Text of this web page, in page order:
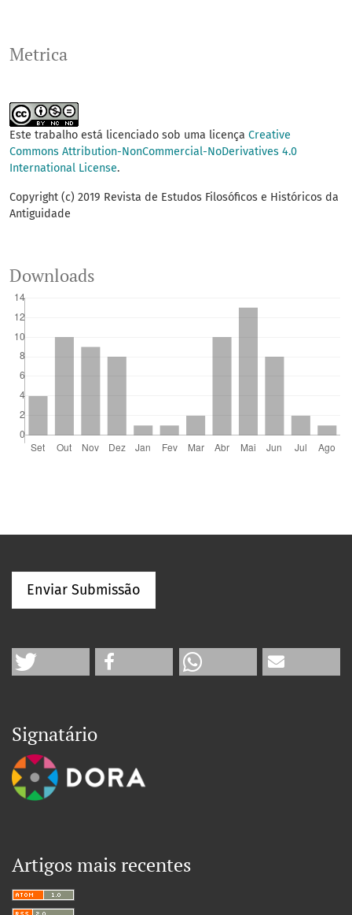
Metrica
Este trabalho está licenciado sob uma licença Creative
Commons Attribution-NonCommercial-NoDerivatives 4.0
International License.
Copyright (c) 2019 Revista de Estudos Filosóficos e Históricos da
Antiguidade
Downloads
Enviar Submissão
Signatário
Artigos mais recentes